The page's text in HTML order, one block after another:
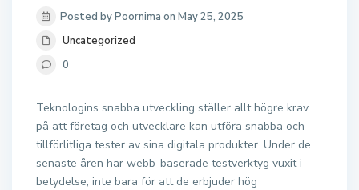
Posted by Poornima on May 25, 2025
Uncategorized
0
Teknologins snabba utveckling ställer allt högre krav
på att företag och utvecklare kan utföra snabba och
tillförlitliga tester av sina digitala produkter. Under de
senaste åren har webb-baserade testverktyg vuxit i
betydelse, inte bara för att de erbjuder hög